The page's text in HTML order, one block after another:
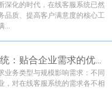
深化的时代，在线客服系统已然
品质、提高客户满意度的核心工
...
优质在线客服系统：贴合企业需求的优选方案指南
业务类型与规模影响需求‌：不同
，对在线客服系统的需求各不相